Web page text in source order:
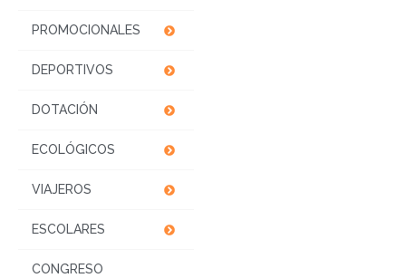
PROMOCIONALES
DEPORTIVOS
DOTACIÓN
ECOLÓGICOS
VIAJEROS
ESCOLARES
CONGRESO